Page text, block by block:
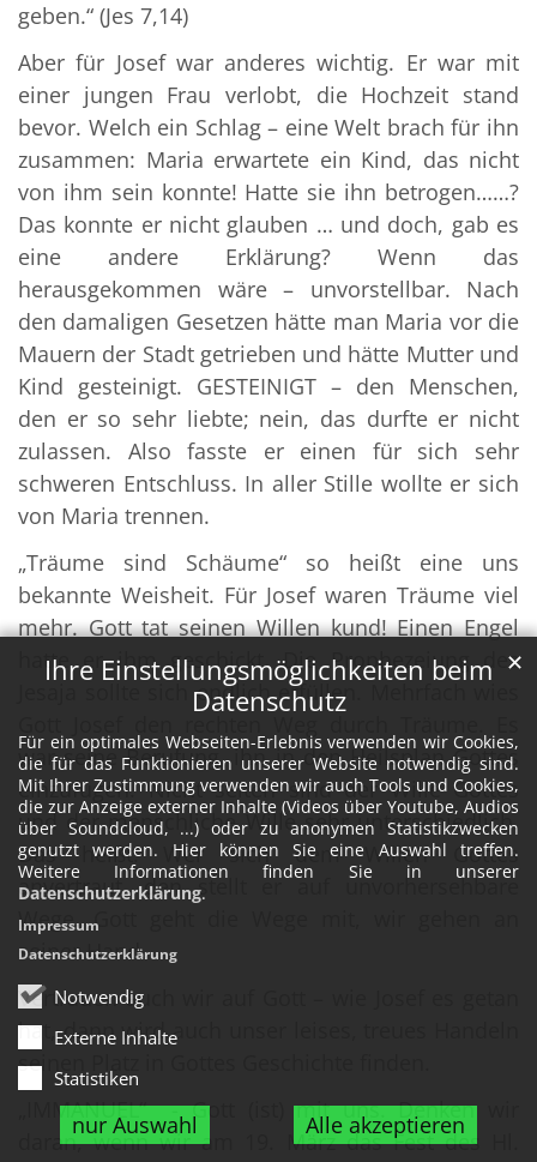
Ihre Einstellungsmöglichkeiten beim
Datenschutz
Für ein optimales Webseiten-Erlebnis verwenden wir Cookies,
die für das Funktionieren unserer Website notwendig sind.
Mit Ihrer Zustimmung verwenden wir auch Tools und Cookies,
die zur Anzeige externer Inhalte (Videos über Youtube, Audios
über Soundcloud, ...) oder zu anonymen Statistikzwecken
genutzt werden. Hier können Sie eine Auswahl treffen.
Weitere Informationen finden Sie in unserer
Datenschutzerklärung.
Notwendig
Externe Inhalte
Statistiken
nur Auswahl Alle akzeptieren
✕
Impressum
Datenschutzerklärung
geben.“ (Jes 7,14)
Aber für Josef war anderes wichtig. Er war mit
einer jungen Frau verlobt, die Hochzeit stand
bevor. Welch ein Schlag – eine Welt brach für ihn
zusammen: Maria erwartete ein Kind, das nicht
von ihm sein konnte! Hatte sie ihn betrogen……?
Das konnte er nicht glauben … und doch, gab es
eine andere Erklärung? Wenn das
herausgekommen wäre – unvorstellbar. Nach
den damaligen Gesetzen hätte man Maria vor die
Mauern der Stadt getrieben und hätte Mutter und
Kind gesteinigt. GESTEINIGT – den Menschen,
den er so sehr liebte; nein, das durfte er nicht
zulassen. Also fasste er einen für sich sehr
schweren Entschluss. In aller Stille wollte er sich
von Maria trennen.
„Träume sind Schäume“ so heißt eine uns
bekannte Weisheit. Für Josef waren Träume viel
mehr. Gott tat seinen Willen kund! Einen Engel
hatte er ihm geschickt. Die Prophezeiung des
Jesaja sollte sich endlich erfüllen. Mehrfach wies
war seine Berufung, ihn in den Heilsplan Gottes
einzufügen. Nicht selten sind der Wille Gottes
und der menschliche Wille sehr unterschiedlich.
Das heißt: Wer sich dem Willen Gottes
anvertraut, den stellt er auf unvorhersehbare
Wege. Gott geht die Wege mit, wir gehen an
seiner Hand.
Vertrauen auch wir auf Gott – wie Josef es getan
hat, dann wird auch unser leises, treues Handeln
seinen Platz in Gottes Geschichte finden.
„IMMANUEL“ - Gott (ist) mit uns. Denken wir
daran, wenn wir am 19. März das Fest des Hl.